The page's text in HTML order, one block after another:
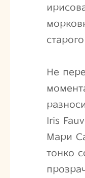
Не
Iris
Мари
тонко